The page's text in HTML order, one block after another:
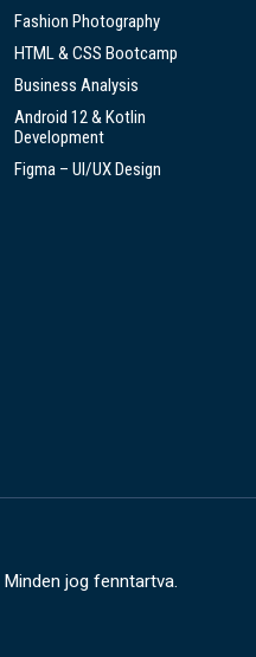
Fashion Photography
HTML & CSS Bootcamp
Business Analysis
Android 12 & Kotlin
Development
Figma – UI/UX Design
jog fenntartva.